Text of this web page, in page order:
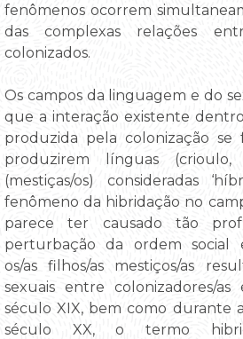
fenômenos ocorrem
das complexas relações
colonizados.
Os campos da linguagem e do
que a interação existente
produzida pela colonização
produzirem línguas
(mestiças/os) consideradas
fenômeno da hibridação no
parece ter causado tão
perturbação da ordem social
os/as filhos/as mestiços/as
sexuais entre colonizadores/as
século XIX, bem como durante
século XX, o termo